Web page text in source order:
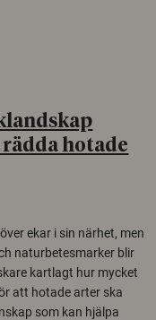
hotade
ekar i sin närhet, men
naturbetesmarker blir
kartlagt hur mycket
att hotade arter ska
som kan hjälpa